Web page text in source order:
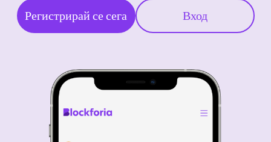
Регистрирай се сега Вход